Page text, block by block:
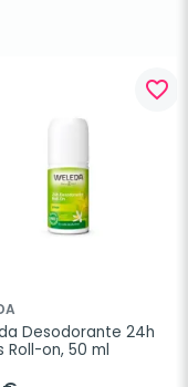
favorite_border
Desodorante 24h
Roll-on, 50 ml